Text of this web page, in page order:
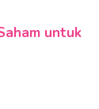
untuk